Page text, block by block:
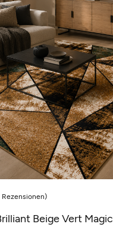
Rezensionen)
Beige Vert Magic